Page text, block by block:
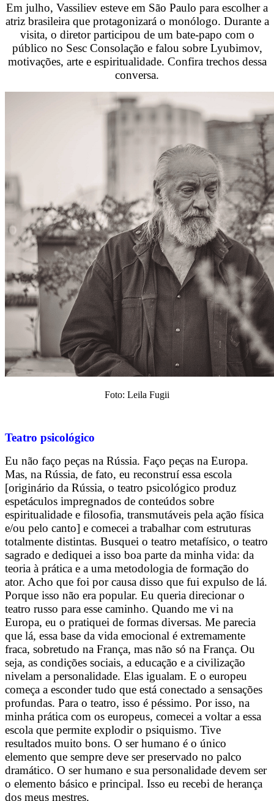
Em julho, Vassiliev esteve em São Paulo para escolher a
atriz brasileira que protagonizará o monólogo. Durante a
visita, o diretor participou de um bate-papo com o
público no Sesc Consolação e falou sobre Lyubimov,
motivações, arte e espiritualidade. Confira trechos dessa
conversa.
Foto: Leila Fugii
Teatro psicológico
Eu não faço peças na Rússia. Faço peças na Europa.
Mas, na Rússia, de fato, eu reconstruí essa escola
[originário da Rússia, o teatro psicológico produz
espetáculos impregnados de conteúdos sobre
espiritualidade e filosofia, transmutáveis pela ação física
e/ou pelo canto] e comecei a trabalhar com estruturas
totalmente distintas. Busquei o teatro metafísico, o teatro
sagrado e dediquei a isso boa parte da minha vida: da
teoria à prática e a uma metodologia de formação do
ator. Acho que foi por causa disso que fui expulso de lá.
Porque isso não era popular. Eu queria direcionar o
teatro russo para esse caminho. Quando me vi na
Europa, eu o pratiquei de formas diversas. Me parecia
que lá, essa base da vida emocional é extremamente
fraca, sobretudo na França, mas não só na França. Ou
seja, as condições sociais, a educação e a civilização
nivelam a personalidade. Elas igualam. E o europeu
começa a esconder tudo que está conectado a sensações
profundas. Para o teatro, isso é péssimo. Por isso, na
minha prática com os europeus, comecei a voltar a essa
escola que permite explodir o psiquismo. Tive
resultados muito bons. O ser humano é o único
elemento que sempre deve ser preservado no palco
dramático. O ser humano e sua personalidade devem ser
o elemento básico e principal. Isso eu recebi de herança
dos meus mestres.